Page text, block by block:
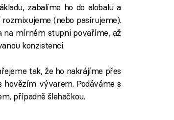
zabalíme ho do alobalu a
(nebo pasírujeme).
mírném stupni povaříme, až
konzistenci.
tak, že ho nakrájíme přes
vývarem. Podáváme s
případně šlehačkou.